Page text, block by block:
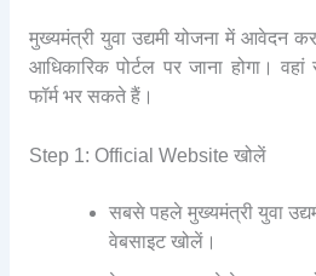
मुख्यमंत्री युवा उद्यमी योजना में
आधिकारिक पोर्टल पर जाना होगा।
फॉर्म भर सकते हैं।
Step 1: Official Website खोलें
सबसे पहले मुख्यमंत्री युवा
वेबसाइट खोलें।